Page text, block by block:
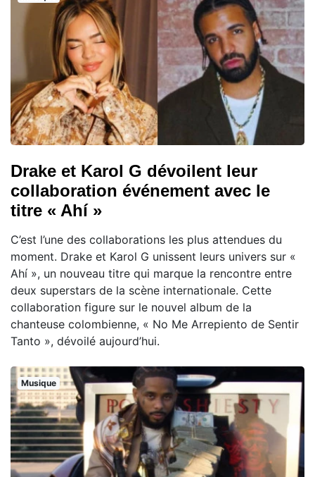
Drake et Karol G dévoilent leur
collaboration événement avec le
titre « Ahí »
C’est l’une des collaborations les plus attendues du
moment. Drake et Karol G unissent leurs univers sur «
Ahí », un nouveau titre qui marque la rencontre entre
deux superstars de la scène internationale. Cette
collaboration figure sur le nouvel album de la
chanteuse colombienne, « No Me Arrepiento de Sentir
Tanto », dévoilé aujourd’hui.
Musique